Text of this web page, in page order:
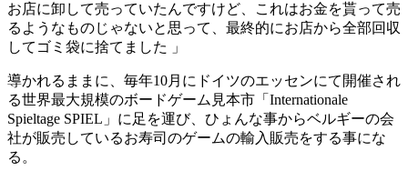
お店に卸して売っていたんですけど、これはお金を貰って売
るようなものじゃないと思って、最終的にお店から全部回収
してゴミ袋に捨てました
」
導かれるままに、毎年10月にドイツのエッセンにて開催され
る世界最大規模のボードゲーム見本市「 Internationale
Spieltage SPIEL 」に足を運び、ひょんな事からベルギーの会
社が販売しているお寿司のゲームの輸入販売をする事にな
る。